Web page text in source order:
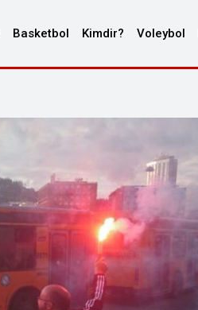
Basketbol Kimdir? Voleybol